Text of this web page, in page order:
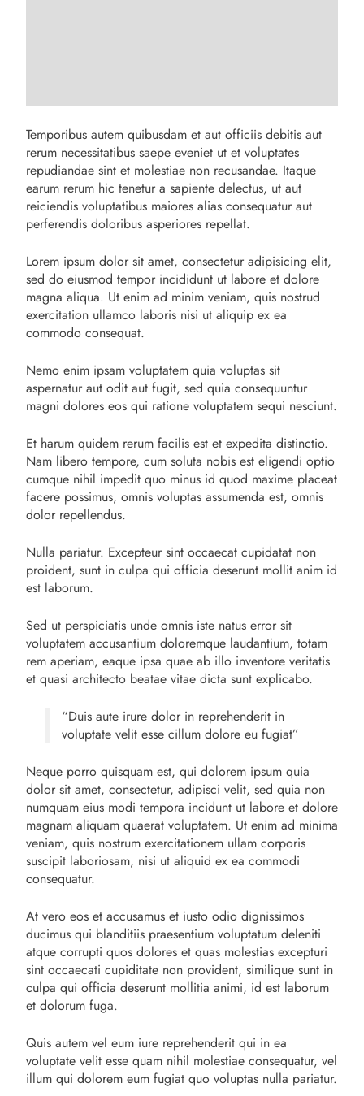
Temporibus autem quibusdam et aut officiis debitis aut
rerum necessitatibus saepe eveniet ut et voluptates
repudiandae sint et molestiae non recusandae. Itaque
earum rerum hic tenetur a sapiente delectus, ut aut
reiciendis voluptatibus maiores alias consequatur aut
perferendis doloribus asperiores repellat.
Lorem ipsum dolor sit amet, consectetur adipisicing elit,
sed do eiusmod tempor incididunt ut labore et dolore
magna aliqua. Ut enim ad minim veniam, quis nostrud
exercitation ullamco laboris nisi ut aliquip ex ea
commodo consequat.
Nemo enim ipsam voluptatem quia voluptas sit
aspernatur aut odit aut fugit, sed quia consequuntur
magni dolores eos qui ratione voluptatem sequi nesciunt.
Et harum quidem rerum facilis est et expedita distinctio.
Nam libero tempore, cum soluta nobis est eligendi optio
cumque nihil impedit quo minus id quod maxime placeat
facere possimus, omnis voluptas assumenda est, omnis
dolor repellendus.
Nulla pariatur. Excepteur sint occaecat cupidatat non
proident, sunt in culpa qui officia deserunt mollit anim id
est laborum.
Sed ut perspiciatis unde omnis iste natus error sit
voluptatem accusantium doloremque laudantium, totam
rem aperiam, eaque ipsa quae ab illo inventore veritatis
et quasi architecto beatae vitae dicta sunt explicabo.
“Duis aute irure dolor in reprehenderit in
voluptate velit esse cillum dolore eu fugiat”
Neque porro quisquam est, qui dolorem ipsum quia
dolor sit amet, consectetur, adipisci velit, sed quia non
numquam eius modi tempora incidunt ut labore et dolore
magnam aliquam quaerat voluptatem. Ut enim ad minima
veniam, quis nostrum exercitationem ullam corporis
suscipit laboriosam, nisi ut aliquid ex ea commodi
consequatur.
At vero eos et accusamus et iusto odio dignissimos
ducimus qui blanditiis praesentium voluptatum deleniti
atque corrupti quos dolores et quas molestias excepturi
sint occaecati cupiditate non provident, similique sunt in
culpa qui officia deserunt mollitia animi, id est laborum
et dolorum fuga.
Quis autem vel eum iure reprehenderit qui in ea
voluptate velit esse quam nihil molestiae consequatur, vel
illum qui dolorem eum fugiat quo voluptas nulla pariatur.